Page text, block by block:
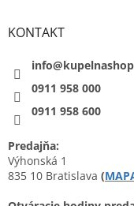
KONTAKT
0911 958 000
0911 958 600
Predajňa:
Výhonská 1
835 10 Bratislava (